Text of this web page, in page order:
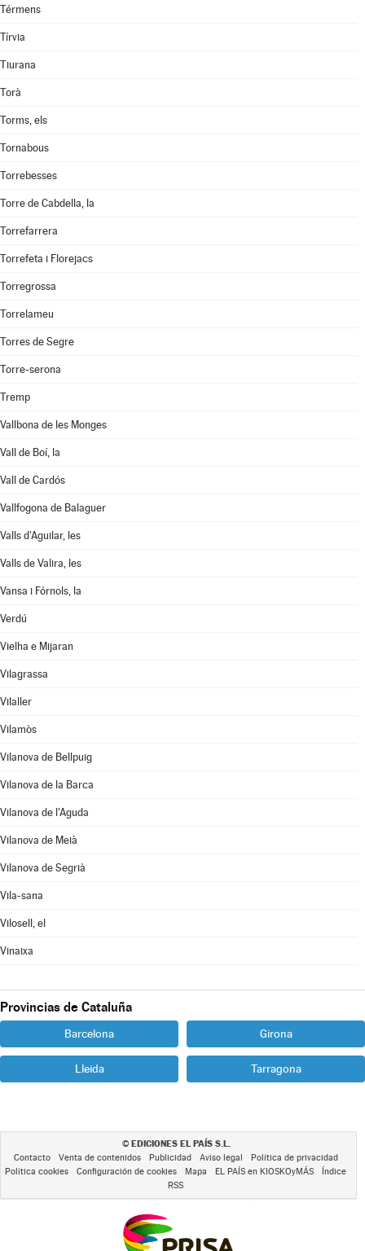
Térmens
Tírvia
Tiurana
Torà
Torms, els
Tornabous
Torrebesses
Torre de Cabdella, la
Torrefarrera
Torrefeta i Florejacs
Torregrossa
Torrelameu
Torres de Segre
Torre-serona
Tremp
Vallbona de les Monges
Vall de Boí, la
Vall de Cardós
Vallfogona de Balaguer
Valls d'Aguilar, les
Valls de Valira, les
Vansa i Fórnols, la
Verdú
Vielha e Mijaran
Vilagrassa
Vilaller
Vilamòs
Vilanova de Bellpuig
Vilanova de la Barca
Vilanova de l'Aguda
Vilanova de Meià
Vilanova de Segrià
Vila-sana
Vilosell, el
Vinaixa
Provincias de Cataluña
Barcelona Girona
Lleida Tarragona
© EDICIONES EL PAÍS S.L.
Contacto Venta de contenidos Publicidad Aviso legal
Política de privacidad
Política cookies
Configuración de cookies Mapa EL PAÍS en KIOSKOyMÁS
Índice
RSS